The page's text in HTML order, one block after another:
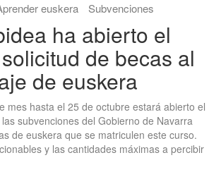
euskera Subvenciones
ha abierto el
de becas al
de euskera
mes hasta el 25 de octubre estará abierto el
subvenciones del Gobierno de Navarra
de euskera que se matriculen este curso.
y las cantidades máximas a percibir